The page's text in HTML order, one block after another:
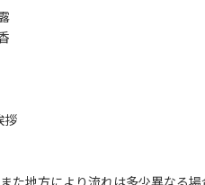
拶
また地方により流れは多少異なる場